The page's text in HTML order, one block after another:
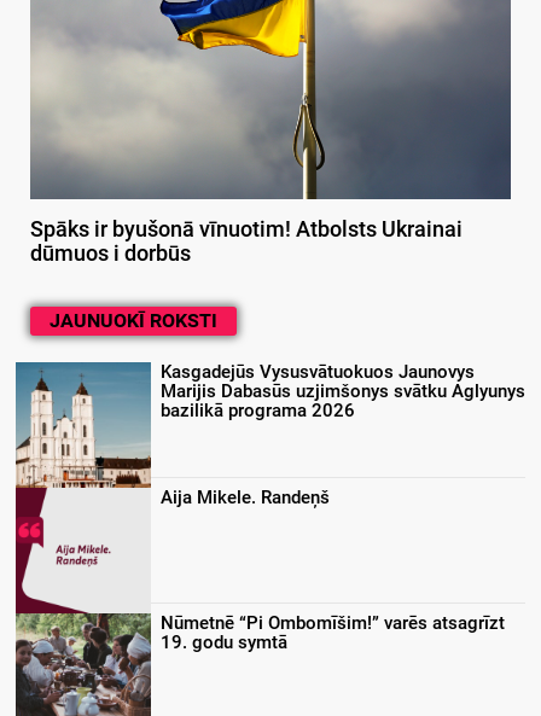
Spāks ir byušonā vīnuotim! Atbolsts Ukrainai
dūmuos i dorbūs
JAUNUOKĪ ROKSTI
Kasgadejūs Vysusvātuokuos Jaunovys
Marijis Dabasūs uzjimšonys svātku Aglyunys
bazilikā programa 2026
Aija Mikele. Randeņš
Nūmetnē “Pi Ombomīšim!” varēs atsagrīzt
19. godu symtā